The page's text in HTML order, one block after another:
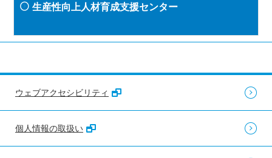
生産性向上人材育成支援センター
ウェブアクセシビリティ
個人情報の取扱い